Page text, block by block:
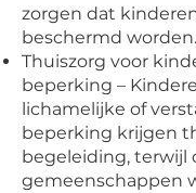
zorgen dat
beschermd worden.
Thuiszorg voor
beperking –
lichamelijke of
beperking krijgen
begeleiding, terwijl
gemeenschappen